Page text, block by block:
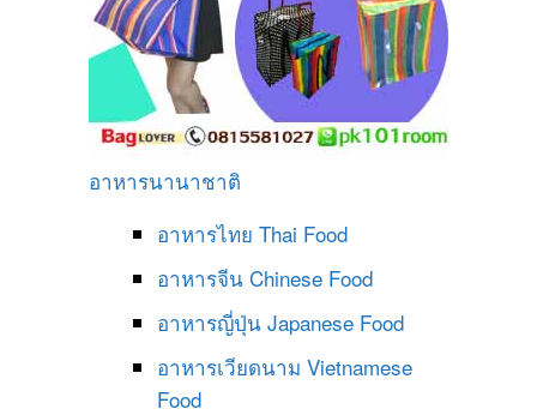
อาหารนานาชาติ
อาหารไทย Thai Food
อาหารจีน Chinese Food
อาหารญี่ปุ่น Japanese Food
อาหารเวียดนาม Vietnamese
Food